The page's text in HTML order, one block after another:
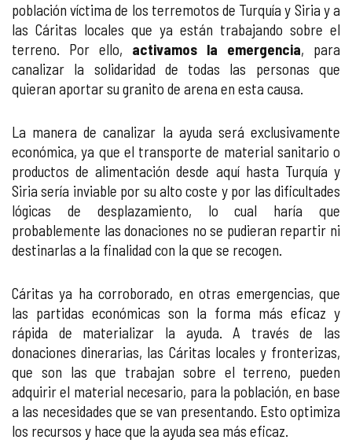
población víctima de los terremotos de Turquía y Siria y a
las Cáritas locales que ya están trabajando sobre el
terreno. Por ello, activamos la emergencia, para
canalizar la solidaridad de todas las personas que
quieran aportar su granito de arena en esta causa.
La manera de canalizar la ayuda será exclusivamente
económica, ya que el transporte de material sanitario o
productos de alimentación desde aquí hasta Turquía y
Siria sería inviable por su alto coste y por las dificultades
lógicas de desplazamiento, lo cual haría que
probablemente las donaciones no se pudieran repartir ni
destinarlas a la finalidad con la que se recogen.
Cáritas ya ha corroborado, en otras emergencias, que
las partidas económicas son la forma más eficaz y
rápida de materializar la ayuda. A través de las
donaciones dinerarias, las Cáritas locales y fronterizas,
que son las que trabajan sobre el terreno, pueden
adquirir el material necesario, para la población, en base
a las necesidades que se van presentando. Esto optimiza
los recursos y hace que la ayuda sea más eficaz.